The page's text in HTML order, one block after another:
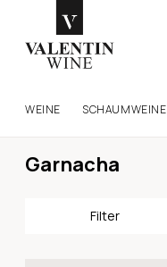
WEINE SCHAUMWEINE
Garnacha
Filter